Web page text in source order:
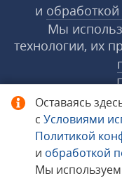
Оставаясь
с Условиями
Политикой
и обработкой
Мы
и
Мы
технологии, их
© 1998−2026